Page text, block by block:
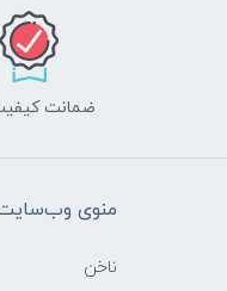
ضمانت
منوی
ناخن